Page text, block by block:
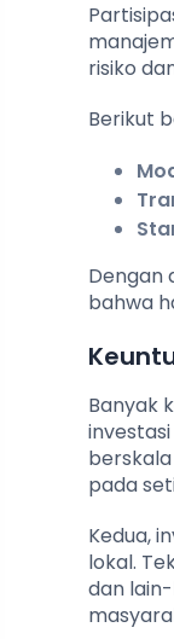
risiko
Berikut
Dengan
bahwa
Banyak
pada
Kedua,
lokal.
dan